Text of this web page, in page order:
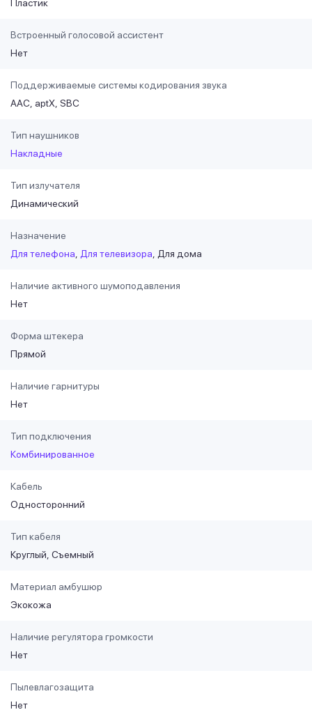
Пластик
Встроенный голосовой ассистент
Нет
Поддерживаемые системы кодирования звука
AAC aptX SBC
Тип наушников
Накладные
Тип излучателя
Динамический
Назначение
Для телефона Для телевизора Для дома
Наличие активного шумоподавления
Нет
Форма штекера
Прямой
Наличие гарнитуры
Нет
Тип подключения
Комбинированное
Кабель
Односторонний
Тип кабеля
Круглый Съемный
Материал амбушюр
Экокожа
Наличие регулятора громкости
Нет
Пылевлагозащита
Нет